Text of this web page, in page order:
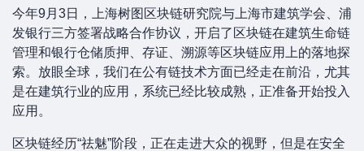
今年9月3日，上海树图区块链研究院与上海市建筑学会、浦
发银行三方签署战略合作协议，开启了区块链在建筑生命链
管理和银行仓储质押、存证、溯源等区块链应用上的落地探
索。放眼全球，我们在公有链技术方面已经走在前沿，尤其
是在建筑行业的应用，系统已经比较成熟，正准备开始投入
应用。
区块链经历“祛魅”阶段，正在走进大众的视野，但是在安全